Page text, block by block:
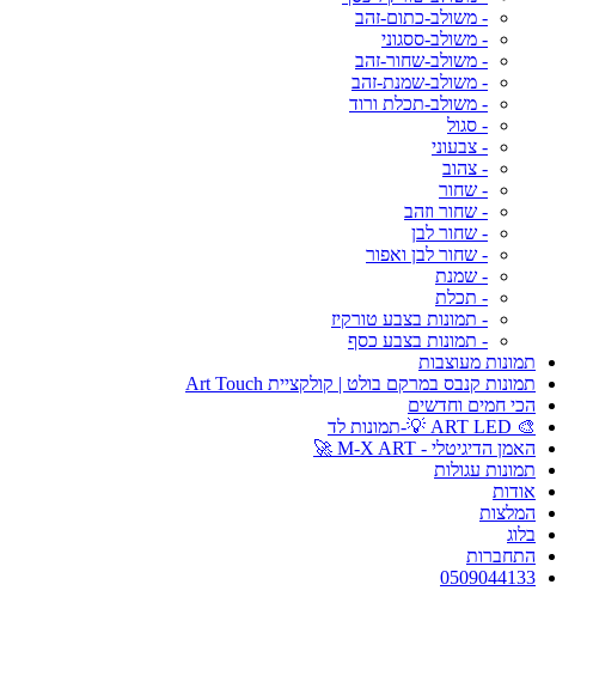
- משולב-כתום-זהב
- משולב-ססגוני
- משולב-שחור-זהב
- משולב-שמנת-זהב
- משולב-תכלת ורוד
- סגול
- צבעוני
- צהוב
- שחור
- שחור וזהב
- שחור לבן
- שחור לבן ואפור
- שמנת
- תכלת
- תמונות בצבע טורקיז
- תמונות בצבע כסף
תמונות מעוצבות
תמונות קנבס במרקם בולט | קולקציית Art Touch
הכי חמים וחדשים
🎨 ART LED 💡-תמונות לד
האמן הדיגיטלי - M-X ART 🚀
תמונות עגולות
אודות
המלצות
בלוג
התחברות
0509044133